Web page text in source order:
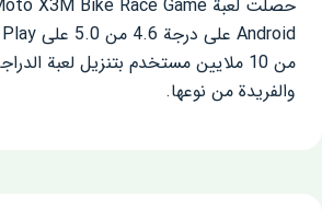
من 10 ملايين مستخدم بتنزيل لعبة
والفريدة من نوعها.